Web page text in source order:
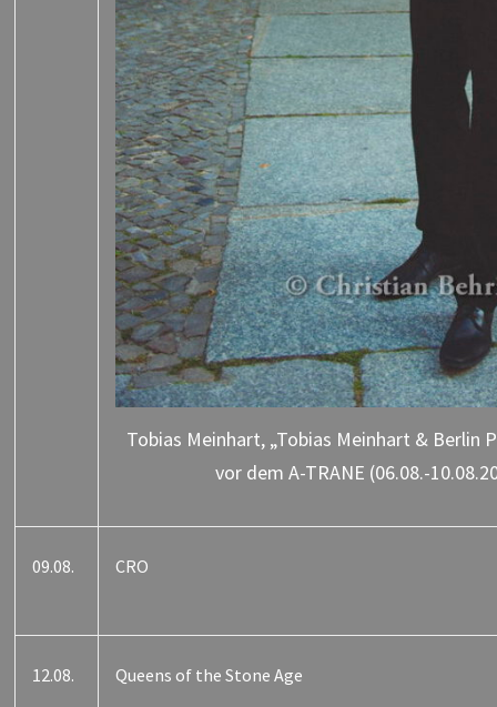
Tobias Meinhart, „Tobias Meinhart & Berlin
vor dem A-TRANE (06.08.-
09.08. CRO
12.08. Queens of the Stone Age